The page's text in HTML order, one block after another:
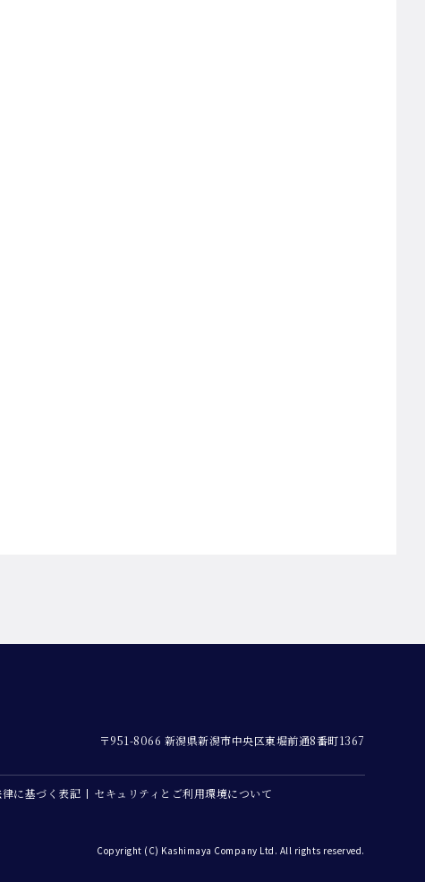
〒951-8066 新潟県新潟市中央区東堀前通8番町1367
に基づく表記 セキュリティとご利用環境について
Copyright (C) Kashimaya Company Ltd. All rights reserved.